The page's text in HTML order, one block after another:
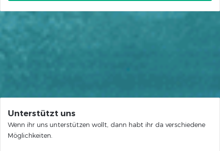
Unterstützt uns
Wenn ihr uns unterstützen wollt, dann habt ihr da verschiedene
Möglichkeiten.